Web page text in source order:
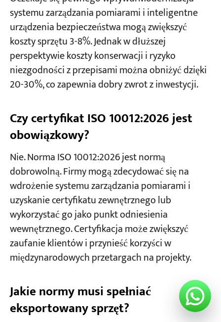
systemu zarządzania pomiarami i inteligentne
urządzenia bezpieczeństwa mogą zwiększyć
koszty sprzętu 3-8%. Jednak w dłuższej
perspektywie koszty konserwacji i ryzyko
niezgodności z przepisami można obniżyć dzięki
20-30%, co zapewnia dobry zwrot z inwestycji.
Czy certyfikat ISO 10012:2026 jest
obowiązkowy?
Nie. Norma ISO 10012:2026 jest normą
dobrowolną. Firmy mogą zdecydować się na
wdrożenie systemu zarządzania pomiarami i
uzyskanie certyfikatu zewnętrznego lub
wykorzystać go jako punkt odniesienia
wewnętrznego. Certyfikacja może zwiększyć
zaufanie klientów i przynieść korzyści w
międzynarodowych przetargach na projekty.
Jakie normy musi spełniać
eksportowany sprzęt?